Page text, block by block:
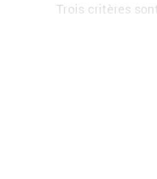
Trois critères